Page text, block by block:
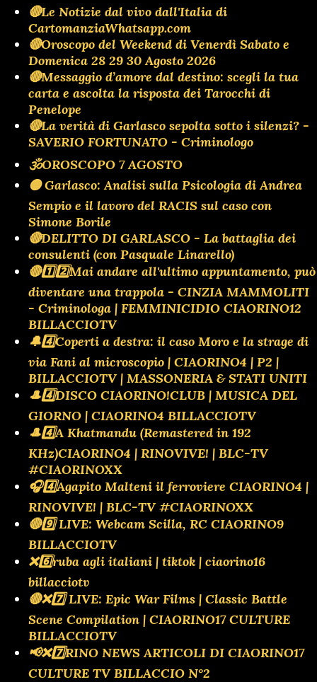
🔴Le Notizie dal vivo dall'Italia di
CartomanziaWhatsapp.com
🔴Oroscopo del Weekend di Venerdì Sabato e
Domenica 28 29 30 Agosto 2026
🔴Messaggio d’amore dal destino: scegli la tua
carta e ascolta la risposta dei Tarocchi di
Penelope
🔴La verità di Garlasco sepolta sotto i silenzi? -
SAVERIO FORTUNATO - Criminologo
🕉OROSCOPO 7 AGOSTO
🟡 Garlasco: Analisi sulla Psicologia di Andrea
Sempio e il lavoro del RACIS sul caso con
Simone Borile
🔴DELITTO DI GARLASCO - La battaglia dei
consulenti (con Pasquale Linarello)
🔴1️⃣2️⃣Mai andare all'ultimo appuntamento, può
diventare una trappola - CINZIA MAMMOLITI
- Criminologa | FEMMINICIDIO CIAORINO12
BILLACCIOTV
🔔4️⃣Coperti a destra: il caso Moro e la strage di
via Fani al microscopio | CIAORINO4 | P2 |
BILLACCIOTV | MASSONERIA & STATI UNITI
🎩4️⃣DISCO CIAORINO!CLUB | MUSICA DEL
GIORNO | CIAORINO4 BILLACCIOTV
🎩4️⃣A Khatmandu (Remastered in 192
KHz)CIAORINO4 | RINOVIVE! | BLC-TV
#CIAORINOXX
🎧4️⃣Agapito Malteni il ferroviere CIAORINO4 |
RINOVIVE! | BLC-TV #CIAORINOXX
🔴9️⃣ LIVE: Webcam Scilla, RC CIAORINO9
BILLACCIOTV
❌️6️⃣ruba agli italiani | tiktok | ciaorino16
billacciotv
🔴❌️7️⃣ LIVE: Epic War Films | Classic Battle
Scene Compilation | CIAORINO17 CULTURE
BILLACCIOTV
📢❌️7️⃣RINO NEWS ARTICOLI DI CIAORINO17
CULTURE TV BILLACCIO N°2